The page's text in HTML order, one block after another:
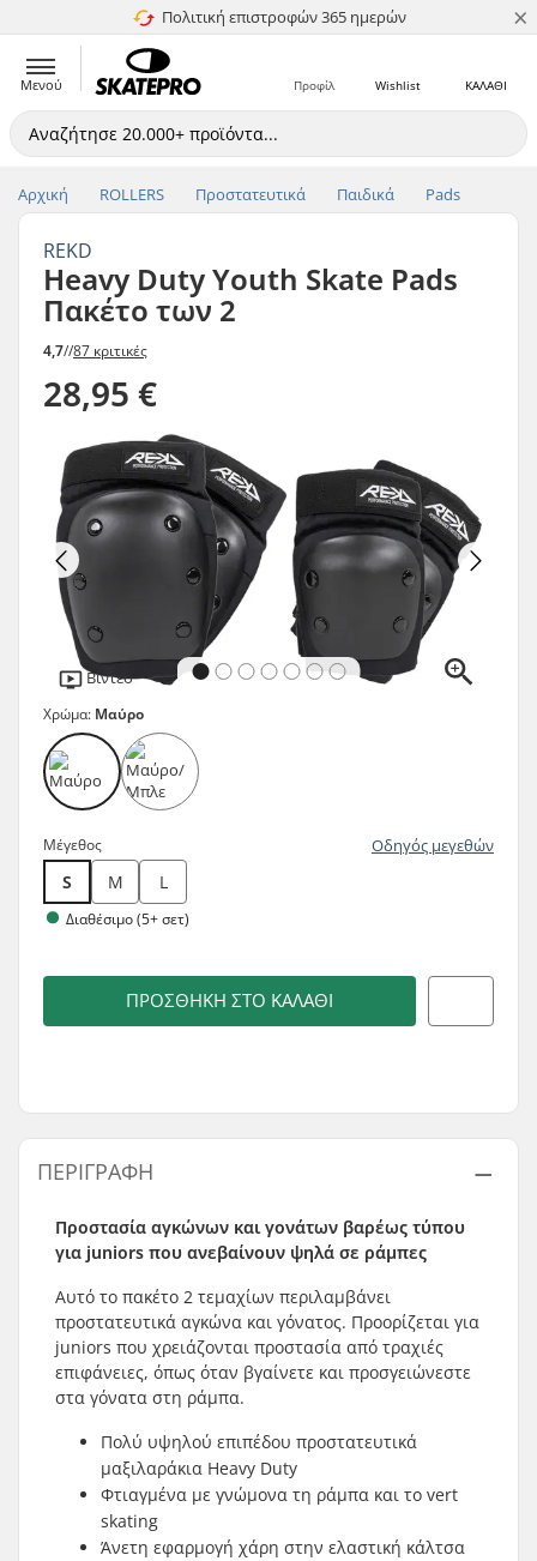
Πολιτική επιστροφών 365 ημερών
4.8 στα 5 ×
Μενού ΚΑΛΑΘΙ
Wishlist
Προφίλ
Αρχική ROLLERS Προστατευτικά Παιδικά Pads
REKD
Heavy Duty Youth Skate Pads
Πακέτο των 2
4,7//87 κριτικές
28,95 €
Βίντεο
Χρώμα: Μαύρο
Μέγεθος Οδηγός μεγεθών
S M L
Διαθέσιμο (5+ σετ)
ΠΡΟΣΘΉΚΗ ΣΤΟ ΚΑΛΆΘΙ
ΠΕΡΙΓΡΑΦΉ
Προστασία αγκώνων και γονάτων βαρέως τύπου
για juniors που ανεβαίνουν ψηλά σε ράμπες
Αυτό το πακέτο 2 τεμαχίων περιλαμβάνει
προστατευτικά αγκώνα και γόνατος. Προορίζεται για
juniors που χρειάζονται προστασία από τραχιές
επιφάνειες, όπως όταν βγαίνετε και προσγειώνεστε
στα γόνατα στη ράμπα.
Πολύ υψηλού επιπέδου προστατευτικά
μαξιλαράκια Heavy Duty
Φτιαγμένα με γνώμονα τη ράμπα και το vert
skating
Άνετη εφαρμογή χάρη στην ελαστική κάλτσα